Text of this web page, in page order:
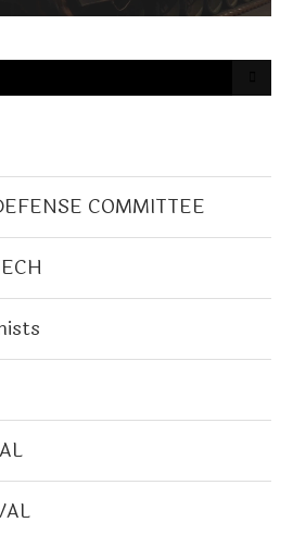
COMMITTEE